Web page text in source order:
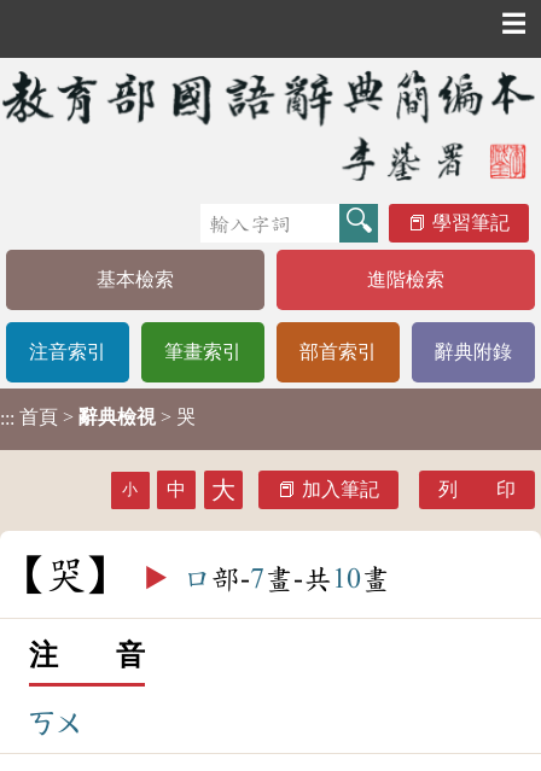
☰
學習筆記
基本檢索 進階檢索
注音索引 筆畫索引 部首索引 辭典附錄
::: 首頁 > 辭典檢視 > 哭
小 中 大 加入筆記 列 印
哭 ▶️ 口 部-7畫-共 10畫
注 音
ㄎㄨ